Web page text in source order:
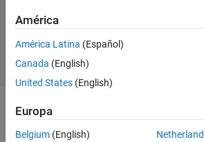
Chinmaya
solvers
13 likes
Calculate
América
América Latina (Español)
Canada (English)
United States (English)
Europa
Belgium (English)